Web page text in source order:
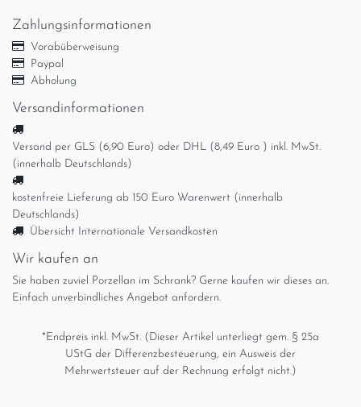
Zahlungsinformationen
Vorabüberweisung
Paypal
Abholung
Versandinformationen
Versand per GLS (6,90 Euro) oder DHL (8,49 Euro ) inkl. MwSt.
(innerhalb Deutschlands)
kostenfreie Lieferung ab 150 Euro Warenwert (innerhalb
Deutschlands)
Übersicht Internationale Versandkosten
Wir kaufen an
Sie haben zuviel Porzellan im Schrank? Gerne kaufen wir dieses an.
Einfach unverbindliches Angebot anfordern.
*Endpreis inkl. MwSt. (Dieser Artikel unterliegt gem. § 25a
UStG der Differenzbesteuerung, ein Ausweis der
Mehrwertsteuer auf der Rechnung erfolgt nicht.)